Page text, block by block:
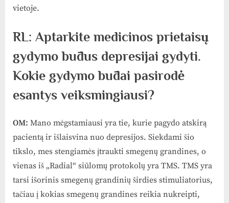
vietoje.
RL: Aptarkite medicinos prietaisų
gydymo būdus depresijai gydyti.
Kokie gydymo būdai pasirodė
esantys veiksmingiausi?
OM: Mano mėgstamiausi yra tie, kurie pagydo atskirą
pacientą ir išlaisvina nuo depresijos. Siekdami šio
tikslo, mes stengiamės įtraukti smegenų grandines, o
vienas iš „Radial“ siūlomų protokolų yra TMS. TMS yra
tarsi išorinis smegenų grandinių širdies stimuliatorius,
tačiau į kokias smegenų grandines reikia nukreipti,